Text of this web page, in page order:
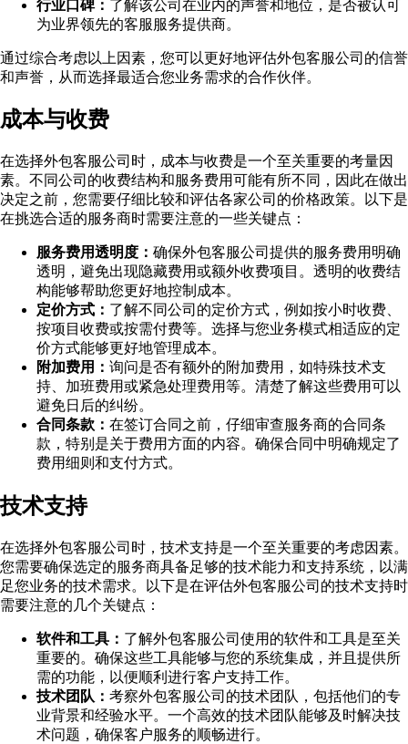
行业口碑： 了解该公司在业内的声誉和地位，是否被认可
为业界领先的客服服务提供商。
通过综合考虑以上因素，您可以更好地评估外包客服公司的信誉
和声誉，从而选择最适合您业务需求的合作伙伴。
成本与收费
在选择外包客服公司时，成本与收费是一个至关重要的考量因
素。不同公司的收费结构和服务费用可能有所不同，因此在做出
决定之前，您需要仔细比较和评估各家公司的价格政策。以下是
在挑选合适的服务商时需要注意的一些关键点：
服务费用透明度： 确保外包客服公司提供的服务费用明确
透明，避免出现隐藏费用或额外收费项目。透明的收费结
构能够帮助您更好地控制成本。
定价方式： 了解不同公司的定价方式，例如按小时收费、
按项目收费或按需付费等。选择与您业务模式相适应的定
价方式能够更好地管理成本。
附加费用： 询问是否有额外的附加费用，如特殊技术支
持、加班费用或紧急处理费用等。清楚了解这些费用可以
避免日后的纠纷。
合同条款： 在签订合同之前，仔细审查服务商的合同条
款，特别是关于费用方面的内容。确保合同中明确规定了
费用细则和支付方式。
技术支持
在选择外包客服公司时，技术支持是一个至关重要的考虑因素。
您需要确保选定的服务商具备足够的技术能力和支持系统，以满
足您业务的技术需求。以下是在评估外包客服公司的技术支持时
需要注意的几个关键点：
软件和工具： 了解外包客服公司使用的软件和工具是至关
重要的。确保这些工具能够与您的系统集成，并且提供所
需的功能，以便顺利进行客户支持工作。
技术团队： 考察外包客服公司的技术团队，包括他们的专
业背景和经验水平。一个高效的技术团队能够及时解决技
术问题，确保客户服务的顺畅进行。